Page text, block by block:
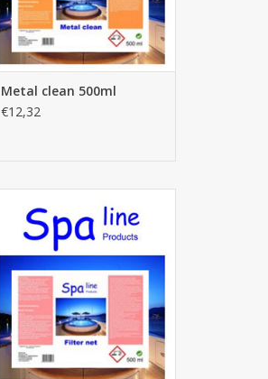
Metal clean 500ml
€12,32
AJOUTER AU PANIER